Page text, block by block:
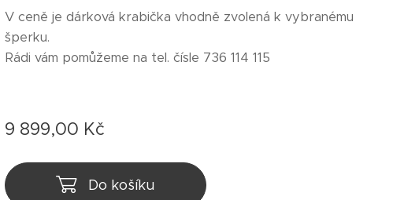
V ceně je dárková krabička vhodně zvolená k vybranému
šperku.
Rádi vám pomůžeme na tel. čísle 736 114 115
9 899,00 Kč
Do košíku